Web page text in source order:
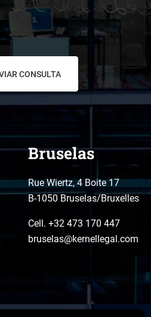
Bruselas
Rue Wiertz, 4 Boite 17
B-1050 Bruselas/Bruxelles
Cell. +32 473 170 447
bruselas@kernellegal.com